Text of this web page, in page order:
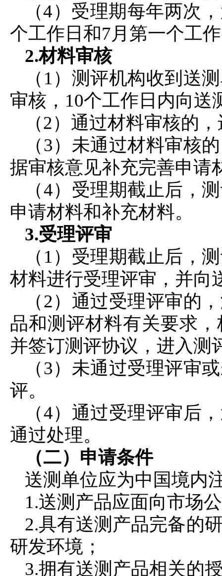
（4）受理期每年两次
个工作日和7月第一个工
2.材料审核
（1）测评机构收到送
审核，10个工作日内向送
（2）通过材料审核的
（3）未通过材料审核
据审核意见补充完善申请
（4）受理期截止后，
申请材料和补充材料。
3.受理评审
（1）受理期截止后，
材料进行受理评审，并向
（2）通过受理评审的
品和测评材料有关要求
并签订测评协议，进入测
（3）未通过受理评审
评。
（4）通过受理评审后
通过处理。
（二）申请条件
送测单位应为中国境内
1.送测产品应面向市场
2.具有送测产品完备的
研发环境；
3.拥有送测产品相关的